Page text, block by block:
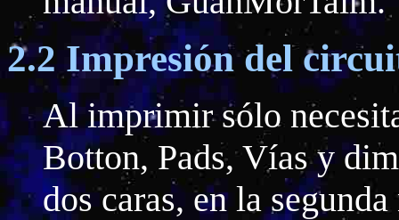
2.2 Impresión del
Al imprimir sólo
Botton, Pads, Vías y
dos caras, en la